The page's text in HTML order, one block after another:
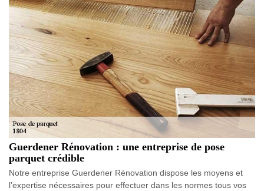
Guerdener Rénovation : une entreprise de pose
parquet crédible
Notre entreprise Guerdener Rénovation dispose les moyens et
l’expertise nécessaires pour effectuer dans les normes tous vos